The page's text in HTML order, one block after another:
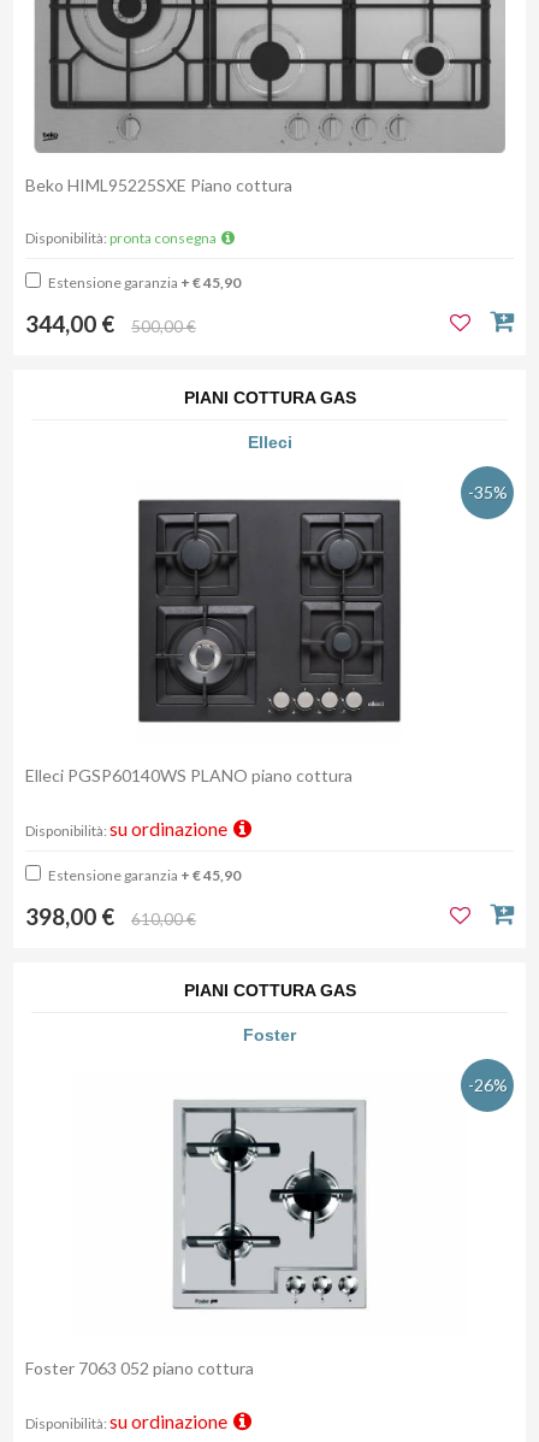
Beko HIML95225SXE Piano cottura
Disponibilità: pronta consegna
Estensione garanzia + € 45,90
344,00 € 500,00 €
PIANI COTTURA GAS
Elleci
-35%
Elleci PGSP60140WS PLANO piano cottura
Disponibilità: su ordinazione
Estensione garanzia + € 45,90
398,00 € 610,00 €
PIANI COTTURA GAS
Foster
-26%
Foster 7063 052 piano cottura
Disponibilità: su ordinazione